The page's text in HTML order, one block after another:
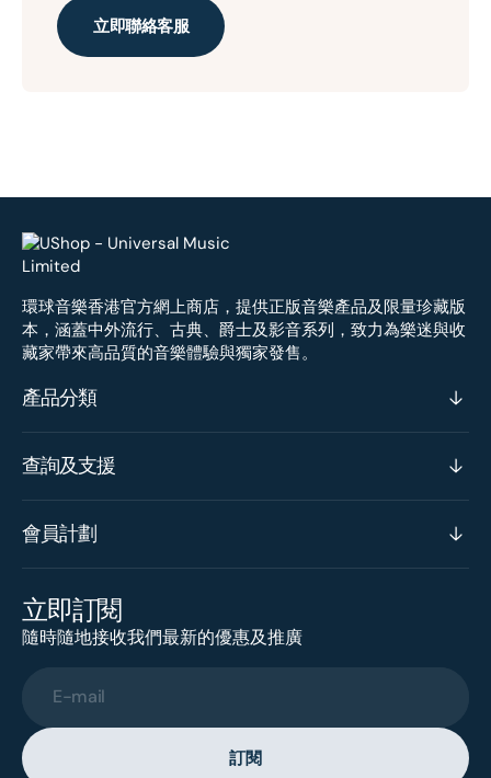
立即聯絡客服
環球音樂香港官方網上商店，提供正版音樂產品及限量珍藏版
本，涵蓋中外流行、古典、爵士及影音系列，致力為樂迷與收
藏家帶來高品質的音樂體驗與獨家發售。
產品分類
查詢及支援
會員計劃
立即訂閱
隨時隨地接收我們最新的優惠及推廣
E-mail
訂閱